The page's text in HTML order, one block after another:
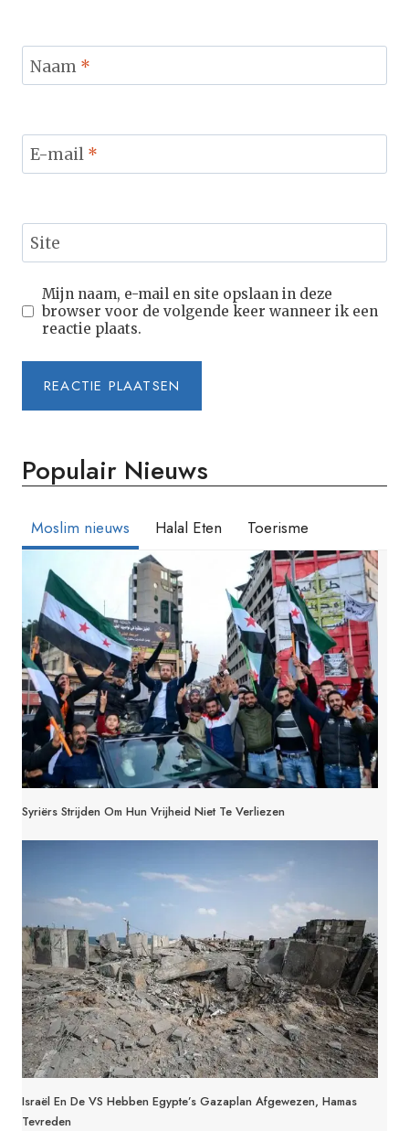
Naam *
E-mail *
Site
Mijn naam, e-mail en site opslaan in deze
browser voor de volgende keer wanneer ik een
reactie plaats.
Populair Nieuws
Moslim nieuws Halal Eten Toerisme
Syriërs Strijden Om Hun Vrijheid Niet Te Verliezen
Israël En De VS Hebben Egypte’s Gazaplan Afgewezen, Hamas
Tevreden